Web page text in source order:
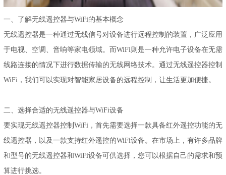
一、了解无线遥控器与WiFi的基本概念
无线遥控器是一种通过无线信号对设备进行远程控制的装置，广泛应用
于电视、空调、音响等家电领域。而WiFi则是一种允许电子设备在无需
线路连接的情况下进行数据传输的无线网络技术。通过无线遥控器控制
WiFi，我们可以实现对智能家居设备的远程控制，让生活更加便捷。
二、选择合适的无线遥控器与WiFi设备
要实现无线遥控器控制WiFi，首先需要选择一款具备红外遥控功能的无
线遥控器，以及一款支持红外遥控的WiFi设备。在市场上，有许多品牌
和型号的无线遥控器和WiFi设备可供选择，您可以根据自己的需求和预
算进行挑选。